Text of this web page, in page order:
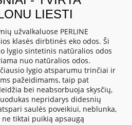
LIESTI
užvalkaluose PERLINE
klasės dirbtinės eko odos. Ši
lygio sintetinis natūralios odos
nuo natūralios odos.
lygio atsparumu trinčiai ir
pažeidimams, taip pat
bei neabsorbuoja skysčių,
nepridarys didesnių
saulės poveikiui, neblunka,
tiktai puikią apsaugą